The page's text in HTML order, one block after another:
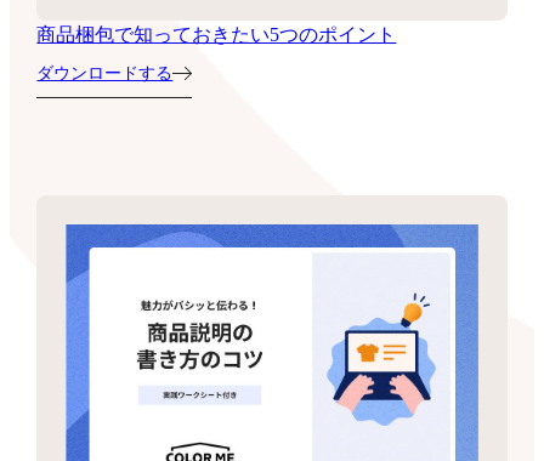
商品梱包で知っておきたい5つのポイント
ダウンロードする